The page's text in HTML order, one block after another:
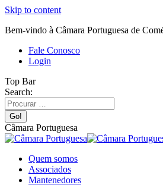
Skip to content
Bem-vindo à Câmara Portuguesa de
Fale Conosco
Login
Top Bar
Search:
Câmara Portuguesa
Quem somos
Associados
Mantenedores